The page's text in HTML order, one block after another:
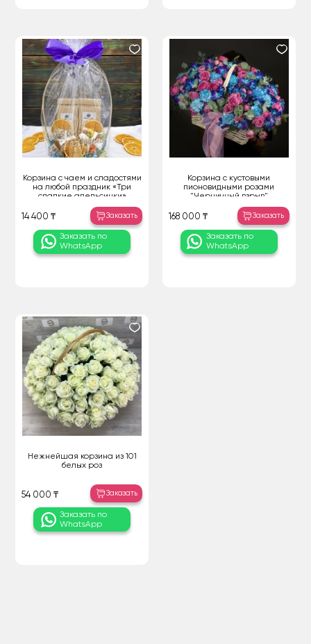
Корзина с чаем и сладостями
на любой праздник «Три
сладкие апельсинки»
14 400 ₸ Заказать
Заказать по
WhatsApp
Корзина с кустовыми
пионовидными розами
"Черничный взрыв"
168 000 ₸ Заказать
Заказать по
WhatsApp
Нежнейшая корзина из 101
белых роз
54 000 ₸ Заказать
Заказать по
WhatsApp